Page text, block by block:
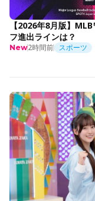
【2026年8月版】
フ進出ラインは？
New2時間前 スポーツ